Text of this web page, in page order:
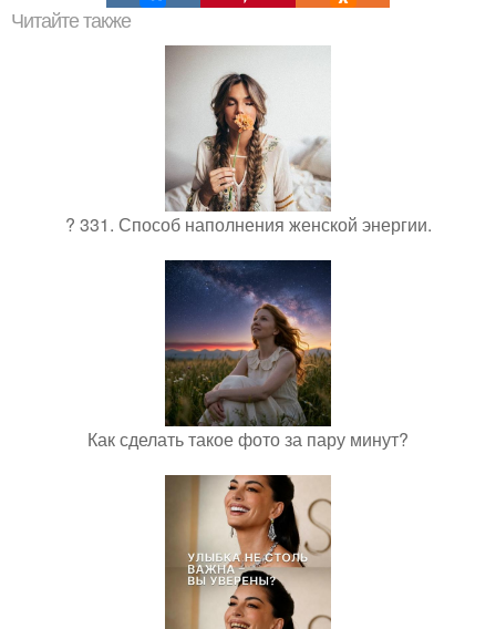
Читайте также
? 331. Способ наполнения женской энергии.
Как сделать такое фото за пару минут?